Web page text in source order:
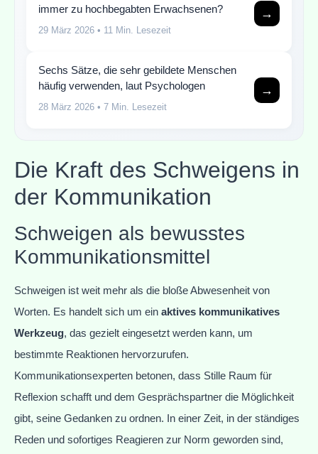
immer zu hochbegabten Erwachsenen?
29 März 2026 • 11 Min. Lesezeit
→
Sechs Sätze, die sehr gebildete Menschen
häufig verwenden, laut Psychologen
28 März 2026 • 7 Min. Lesezeit
→
Die Kraft des Schweigens in
der Kommunikation
Schweigen als bewusstes
Kommunikationsmittel
Schweigen ist weit mehr als die bloße Abwesenheit von
Worten. Es handelt sich um ein aktives kommunikatives
Werkzeug, das gezielt eingesetzt werden kann, um
bestimmte Reaktionen hervorzurufen.
Kommunikationsexperten betonen, dass Stille Raum für
Reflexion schafft und dem Gesprächspartner die Möglichkeit
gibt, seine Gedanken zu ordnen. In einer Zeit, in der ständiges
Reden und sofortiges Reagieren zur Norm geworden sind,